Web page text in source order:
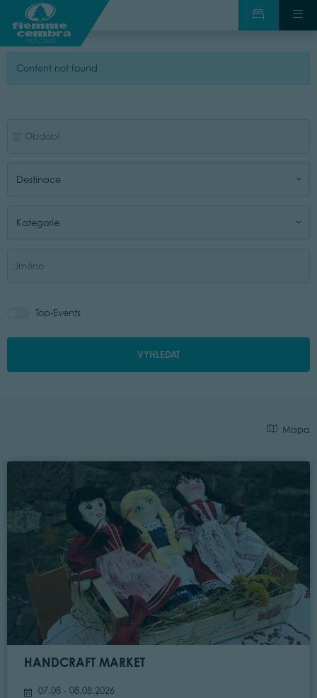
Content not found
Destinace
Kategorie
Top-Events
VYHLEDAT
Mapa
HANDCRAFT MARKET
07.08 - 08.08.2026